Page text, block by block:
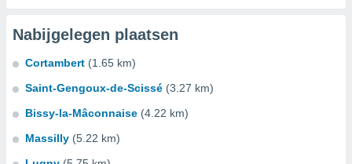
Nabijgelegen plaatsen
Cortambert (1.65 km)
Saint-Gengoux-de-Scissé (3.27 km)
Bissy-la-Mâconnaise (4.22 km)
Massilly (5.22 km)